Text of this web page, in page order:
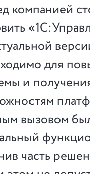
компанией
«
для
и
вызовом
часть